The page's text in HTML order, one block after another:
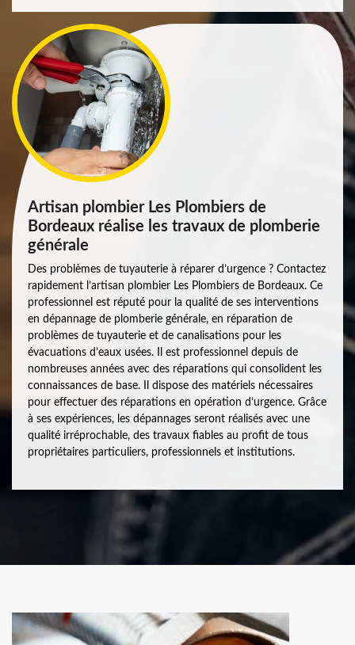
Artisan plombier Les Plombiers de
Bordeaux réalise les travaux de plomberie
générale
Des problèmes de tuyauterie à réparer d’urgence ? Contactez
rapidement l’artisan plombier Les Plombiers de Bordeaux. Ce
professionnel est réputé pour la qualité de ses interventions
en dépannage de plomberie générale, en réparation de
problèmes de tuyauterie et de canalisations pour les
évacuations d’eaux usées. Il est professionnel depuis de
nombreuses années avec des réparations qui consolident les
connaissances de base. Il dispose des matériels nécessaires
pour effectuer des réparations en opération d’urgence. Grâce
à ses expériences, les dépannages seront réalisés avec une
qualité irréprochable, des travaux fiables au profit de tous
propriétaires particuliers, professionnels et institutions.